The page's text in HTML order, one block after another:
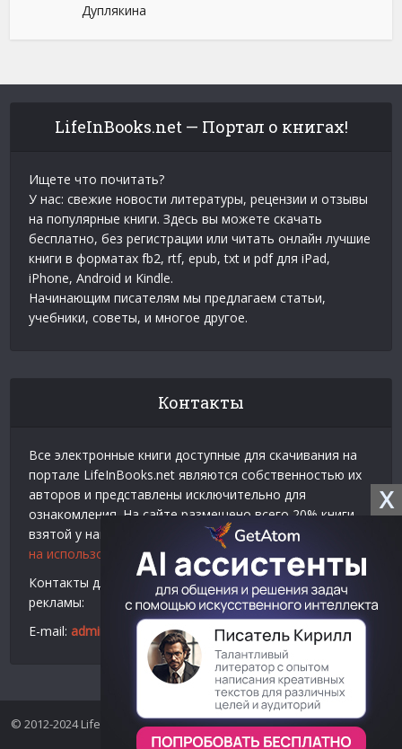
X
Дуплякина
LifeInBooks.net — Портал о книгах!
Ищете что почитать?
У нас: свежие новости литературы, рецензии и отзывы
на популярные книги. Здесь вы можете скачать
бесплатно, без регистрации или читать онлайн лучшие
книги в форматах fb2, rtf, epub, txt и pdf для iPad,
iPhone, Android и Kindle.
Начинающим писателям мы предлагаем статьи,
учебники, советы, и многое другое.
Контакты
Все электронные книги доступные для скачивания на
портале LifeInBooks.net являются собственностью их
авторов и представлены исключительно для
ознакомления. На сайте размещено всего 20% книги
взятой у нашего партнера
Официальное разрешение
на использование материалов Litres .
Контакты для связи по вопросам авторского права и
рекламы:
E-mail: admin@lifeinbooks.net
© 2012-2024 LifeInBooks.net - Скачать бесплатно книги в форматах
fb2, epub, pdf, txt, rtf.